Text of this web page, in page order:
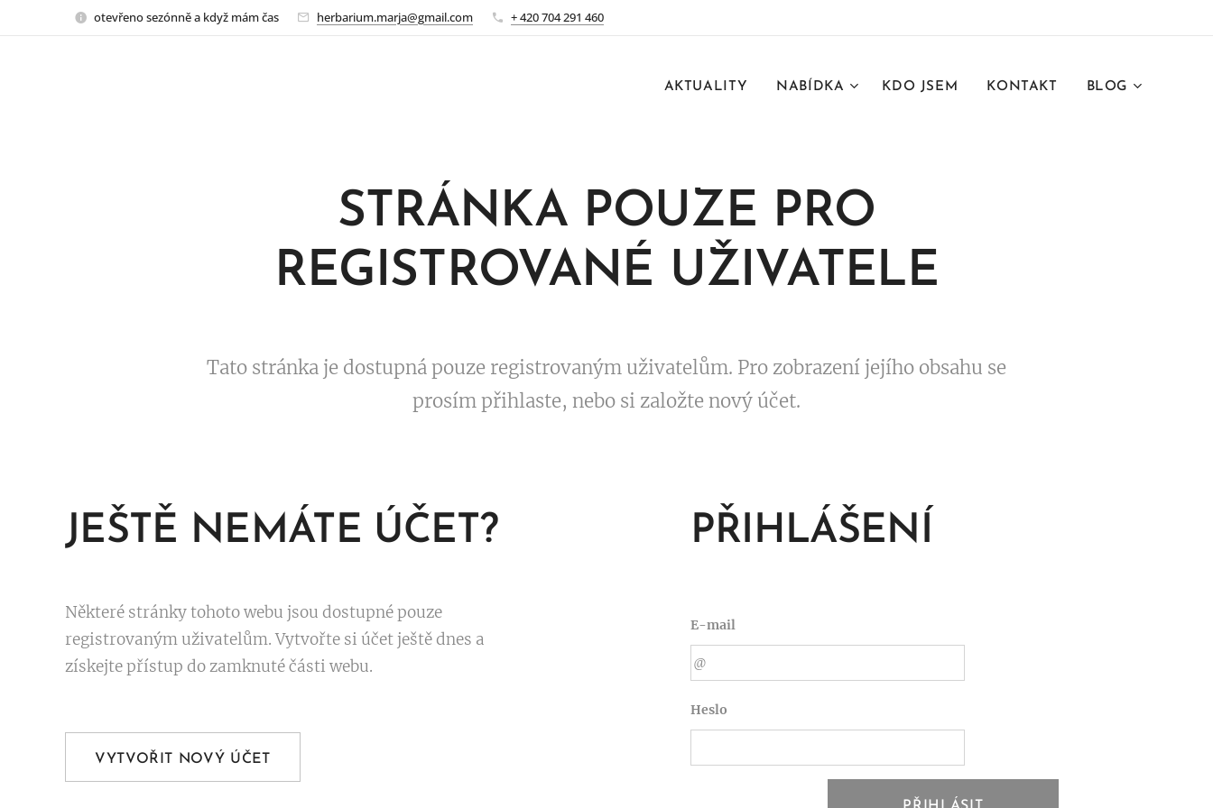
otevřeno sezónně a když mám čas herbarium.marja@gmail.com + 420 704 291 460
AKTUALITY NABÍDKA KDO JSEM KONTAKT BLOG
STRÁNKA POUZE PRO
REGISTROVANÉ UŽIVATELE
Tato stránka je dostupná pouze registrovaným uživatelům. Pro zobrazení jejího obsahu se
prosím přihlaste, nebo si založte nový účet.
JEŠTĚ NEMÁTE ÚČET?
Některé stránky tohoto webu jsou dostupné pouze
registrovaným uživatelům. Vytvořte si účet ještě dnes a
získejte přístup do zamknuté části webu.
VYTVOŘIT NOVÝ ÚČET
PŘIHLÁŠENÍ
E-mail
Heslo